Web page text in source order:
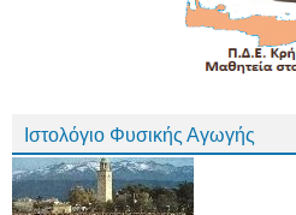
Ιστολόγιο Φυσικής Αγωγής